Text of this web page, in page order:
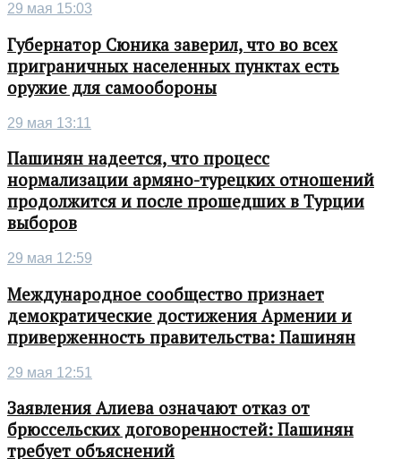
29 мая 15:03
Губернатор Сюника заверил, что во всех
приграничных населенных пунктах есть
оружие для самообороны
29 мая 13:11
Пашинян надеется, что процесс
нормализации армяно-турецких отношений
продолжится и после прошедших в Турции
выборов
29 мая 12:59
Международное сообщество признает
демократические достижения Армении и
приверженность правительства: Пашинян
29 мая 12:51
Заявления Алиева означают отказ от
брюссельских договоренностей: Пашинян
требует объяснений